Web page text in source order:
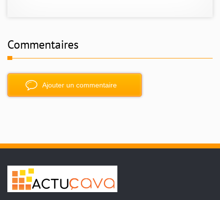
Commentaires
Ajouter un commentaire